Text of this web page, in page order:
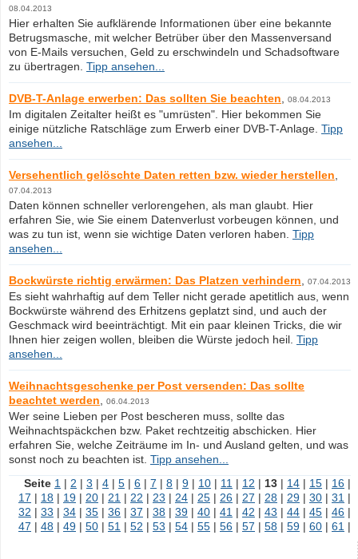
08.04.2013
Hier erhalten Sie aufklärende Informationen über eine bekannte
Betrugsmasche, mit welcher Betrüber über den Massenversand
von E-Mails versuchen, Geld zu erschwindeln und Schadsoftware
zu übertragen. Tipp ansehen...
DVB-T-Anlage erwerben: Das sollten Sie beachten 08.04.2013
Im digitalen Zeitalter heißt es "umrüsten". Hier bekommen Sie
einige nützliche Ratschläge zum Erwerb einer DVB-T-Anlage. Tipp
ansehen...
Versehentlich gelöschte Daten retten bzw. wieder herstellen
07.04.2013
Daten können schneller verlorengehen, als man glaubt. Hier
erfahren Sie, wie Sie einem Datenverlust vorbeugen können, und
was zu tun ist, wenn sie wichtige Daten verloren haben. Tipp
ansehen...
Bockwürste richtig erwärmen: Das Platzen verhindern 07.04.2013
Es sieht wahrhaftig auf dem Teller nicht gerade apetitlich aus, wenn
Bockwürste während des Erhitzens geplatzt sind, und auch der
Geschmack wird beeinträchtigt. Mit ein paar kleinen Tricks, die wir
Ihnen hier zeigen wollen, bleiben die Würste jedoch heil. Tipp
ansehen...
Weihnachtsgeschenke per Post versenden: Das sollte
beachtet werden
06.04.2013
Wer seine Lieben per Post bescheren muss, sollte das
Weihnachtspäckchen bzw. Paket rechtzeitig abschicken. Hier
erfahren Sie, welche Zeiträume im In- und Ausland gelten, und was
sonst noch zu beachten ist. Tipp ansehen...
Seite 1 | 2 | 3 | 4 | 5 | 6 | 7 | 8 | 9 | 10 | 11 | 12 | 13 | 14 | 15 | 16 |
17 | 18 | 19 | 20 | 21 | 22 | 23 | 24 | 25 | 26 | 27 | 28 | 29 | 30 | 31 |
32 | 33 | 34 | 35 | 36 | 37 | 38 | 39 | 40 | 41 | 42 | 43 | 44 | 45 | 46 |
47 | 48 | 49 | 50 | 51 | 52 | 53 | 54 | 55 | 56 | 57 | 58 | 59 | 60 | 61 |